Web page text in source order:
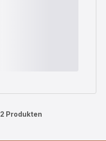
2 Produkten